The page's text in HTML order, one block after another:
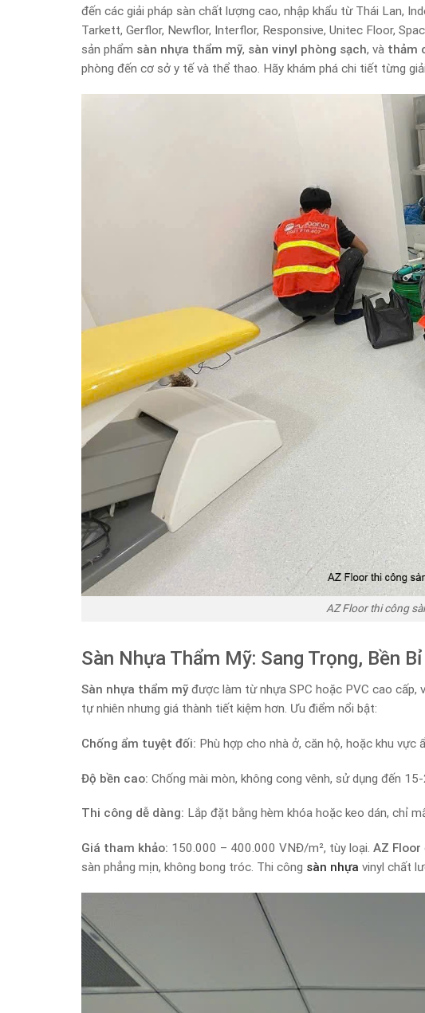
đến các giải pháp sàn chất lượng cao, nhập khẩu từ Thái Lan,
Tarkett, Gerflor, Newflor, Interflor, Responsive, Unitec Floor,
sản phẩm sàn nhựa thẩm mỹ, sàn vinyl phòng sạch, và thảm
phòng đến cơ sở y tế và thể thao. Hãy khám phá chi tiết từng
AZ Floor thi công
Sàn Nhựa Thẩm Mỹ: Sang Trọng, Bền
Sàn nhựa thẩm mỹđược làm từ nhựa SPC hoặc PVC cao cấp,
tự nhiên nhưng giá thành tiết kiệm hơn. Ưu điểm nổi bật:
Chống ẩm tuyệt đối: Phù hợp cho nhà ở, căn hộ, hoặc khu vực
Độ bền cao: Chống mài mòn, không cong vênh, sử dụng đến
Thi công dễ dàng: Lắp đặt bằng hèm khóa hoặc keo dán, chỉ
Giá tham khảo: 150.000 – 400.000 VNĐ/m², tùy loại. AZ Floor
sàn phẳng mịn, không bong tróc. Thi công sàn nhựa vinyl chất